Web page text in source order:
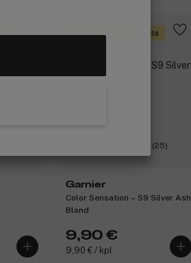
Ansaitse 10% bonusta
(25)
Garnier
Color Sensation – S9 Silver Ash
Blond
9,90 €
9,90 € / kpl